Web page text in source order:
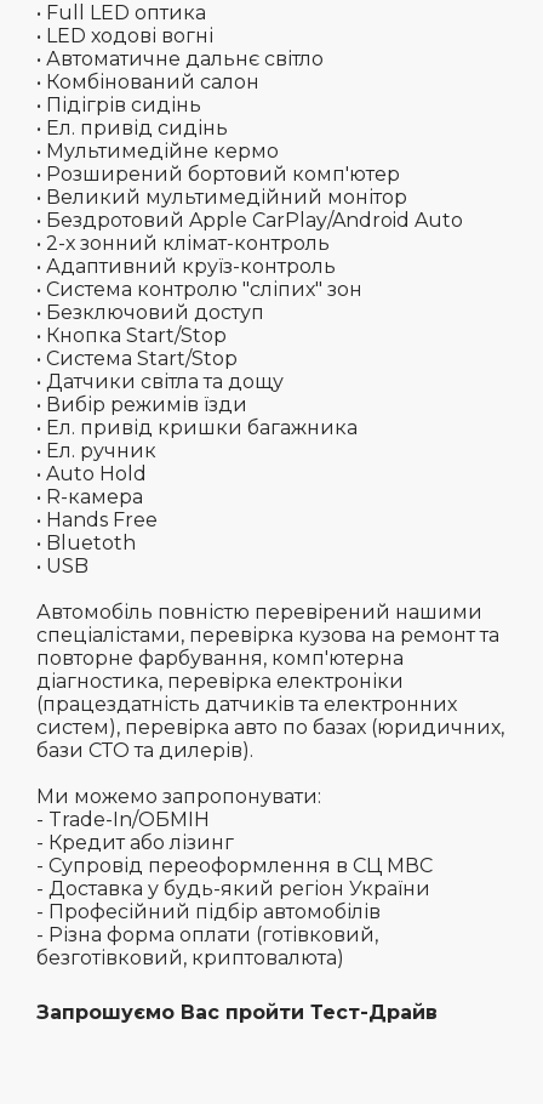
• Full LED оптика
• LED ходові вогні
• Автоматичне дальнє світло
• Комбінований салон
• Підігрів сидінь
• Ел. привід сидінь
• Мультимедійне кермо
• Розширений бортовий комп'ютер
• Великий мультимедійний монітор
• Бездротовий Apple CarPlay/Android Auto
• 2-х зонний клімат-контроль
• Адаптивний круїз-контроль
• Система контролю "сліпих" зон
• Безключовий доступ
• Кнопка Start/Stop
• Система Start/Stop
• Датчики світла та дощу
• Вибір режимів їзди
• Ел. привід кришки багажника
• Ел. ручник
• Auto Hold
• R-камера
• Hands Free
• Bluetoth
• USB
Автомобіль повністю перевірений нашими
спеціалістами, перевірка кузова на ремонт та
повторне фарбування, комп'ютерна
діагностика, перевірка електроніки
(працездатність датчиків та електронних
систем), перевірка авто по базах (юридичних,
бази СТО та дилерів).
Ми можемо запропонувати:
- Trade-In/ОБМІН
- Кредит або лізинг
- Супровід переоформлення в СЦ МВС
- Доставка у будь-який регіон України
- Професійний підбір автомобілів
- Різна форма оплати (готівковий,
безготівковий, криптовалюта)
Запрошуємо Вас пройти Тест-Драйв